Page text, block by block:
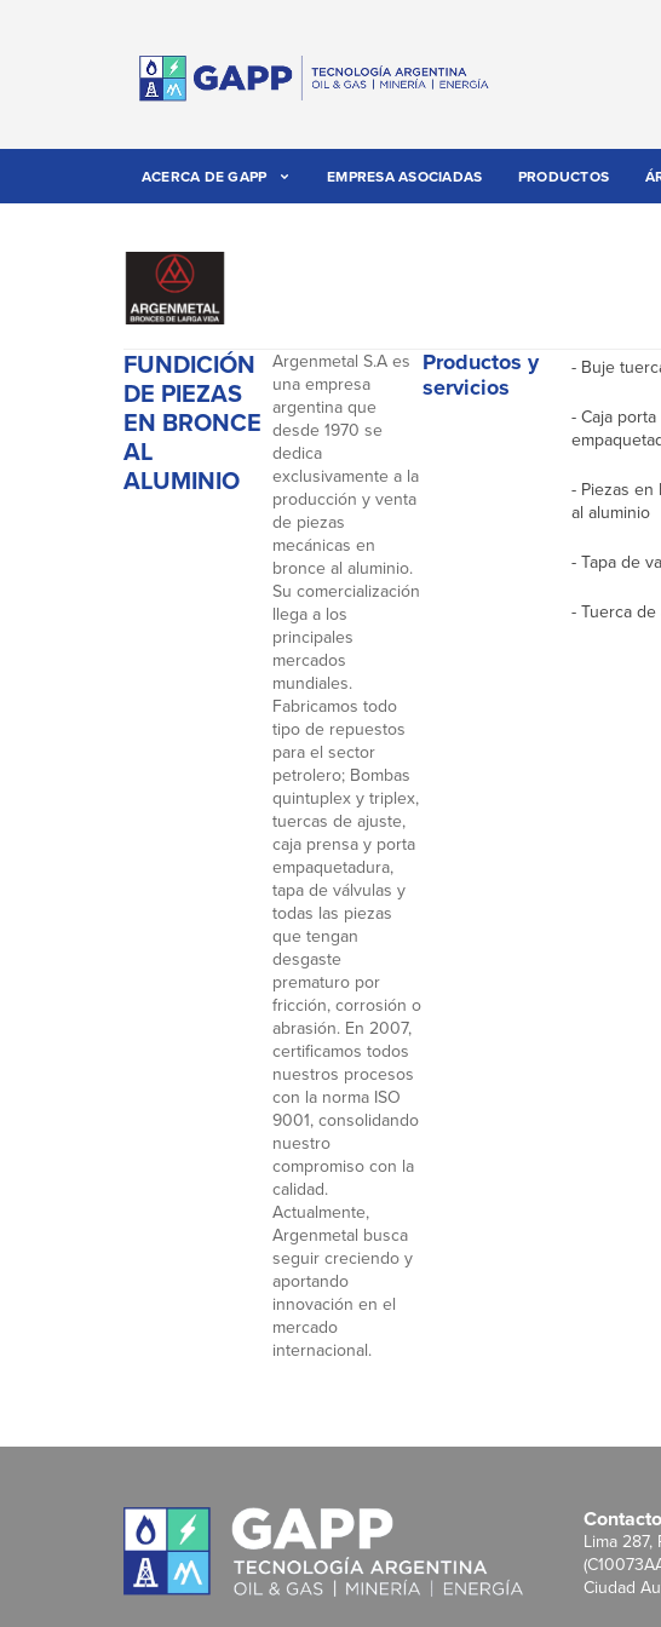
ACERCA DE GAPP EMPRESA ASOCIADAS PRODUCTOS
FUNDICIÓN
DE PIEZAS
EN BRONCE
AL
ALUMINIO
Argenmetal S.A es
una empresa
argentina que
desde 1970 se
dedica
exclusivamente a la
producción y venta
de piezas
mecánicas en
bronce al aluminio.
Su comercialización
llega a los
principales
mercados
mundiales.
Fabricamos todo
tipo de repuestos
para el sector
petrolero; Bombas
quintuplex y triplex,
tuercas de ajuste,
caja prensa y porta
empaquetadura,
tapa de válvulas y
todas las piezas
que tengan
desgaste
prematuro por
fricción, corrosión o
abrasión. En 2007,
certificamos todos
nuestros procesos
con la norma ISO
9001, consolidando
nuestro
compromiso con la
calidad.
Actualmente,
Argenmetal busca
seguir creciendo y
aportando
innovación en el
mercado
internacional.
Productos y
servicios
- Buje
- Caja porta
- Piezas en
al aluminio
- Tapa de
- Tuerca
Contacto
Lima
Ciudad